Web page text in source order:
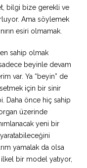
bilgi bize gerekli ve
Ama söylemek
esiri olmamak.
sahip olmak
beyinle devam
var. Ya “beyin” de
için bir sinir
Daha önce hiç sahip
üzerinde
yeni bir
yamalak da olsa
bir model yatıyor,